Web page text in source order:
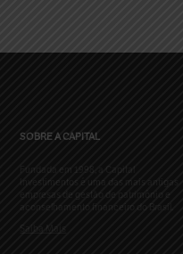
SOBRE A CAPITAL
Fundada em 1998, a Capital
Investimentos é uma das mais antigas
empresas de gestão de patrimônio e
aconselhamento financeiro do Brasil.
Saiba Mais